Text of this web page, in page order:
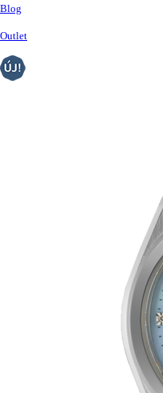
Blog
Outlet